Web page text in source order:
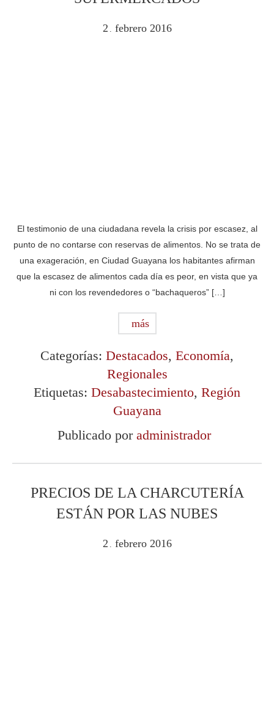
2 febrero 2016
El testimonio de una ciudadana revela la crisis por escasez, al
punto de no contarse con reservas de alimentos. No se trata de
una exageración, en Ciudad Guayana los habitantes afirman
que la escasez de alimentos cada día es peor, en vista que ya
ni con los revendedores o “bachaqueros” […]
más
Categorías: Destacados, Economía,
Regionales
Etiquetas: Desabastecimiento, Región
Guayana
Publicado por administrador
PRECIOS DE LA CHARCUTERÍA
ESTÁN POR LAS NUBES
2 febrero 2016